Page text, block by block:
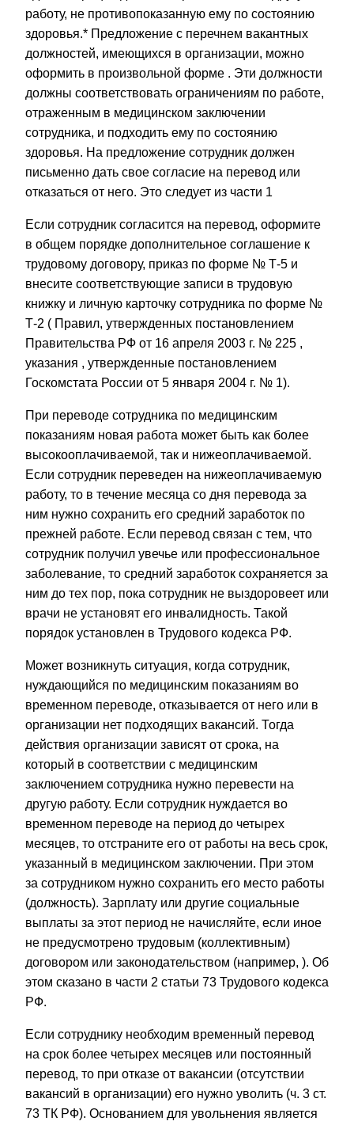
работу, не противопоказанную ему по состоянию
здоровья.* Предложение с перечнем вакантных
должностей, имеющихся в организации, можно
оформить в произвольной форме . Эти должности
должны соответствовать ограничениям по работе,
отраженным в медицинском заключении
сотрудника, и подходить ему по состоянию
здоровья. На предложение сотрудник должен
письменно дать свое согласие на перевод или
отказаться от него. Это следует из части 1
Если сотрудник согласится на перевод, оформите
в общем порядке дополнительное соглашение к
трудовому договору, приказ по форме № Т-5 и
внесите соответствующие записи в трудовую
книжку и личную карточку сотрудника по форме №
Т-2 ( Правил, утвержденных постановлением
Правительства РФ от 16 апреля 2003 г. № 225 ,
указания , утвержденные постановлением
Госкомстата России от 5 января 2004 г. № 1).
При переводе сотрудника по медицинским
показаниям новая работа может быть как более
высокооплачиваемой, так и нижеоплачиваемой.
Если сотрудник переведен на нижеоплачиваемую
работу, то в течение месяца со дня перевода за
ним нужно сохранить его средний заработок по
прежней работе. Если перевод связан с тем, что
сотрудник получил увечье или профессиональное
заболевание, то средний заработок сохраняется за
ним до тех пор, пока сотрудник не выздоровеет или
врачи не установят его инвалидность. Такой
порядок установлен в Трудового кодекса РФ.
Может возникнуть ситуация, когда сотрудник,
нуждающийся по медицинским показаниям во
временном переводе, отказывается от него или в
организации нет подходящих вакансий. Тогда
действия организации зависят от срока, на
который в соответствии с медицинским
заключением сотрудника нужно перевести на
другую работу. Если сотрудник нуждается во
временном переводе на период до четырех
месяцев, то отстраните его от работы на весь срок,
указанный в медицинском заключении. При этом
за сотрудником нужно сохранить его место работы
(должность). Зарплату или другие социальные
выплаты за этот период не начисляйте, если иное
не предусмотрено трудовым (коллективным)
договором или законодательством (например, ). Об
этом сказано в части 2 статьи 73 Трудового кодекса
РФ.
Если сотруднику необходим временный перевод
на срок более четырех месяцев или постоянный
перевод, то при отказе от вакансии (отсутствии
вакансий в организации) его нужно уволить (ч. 3 ст.
73 ТК РФ). Основанием для увольнения является